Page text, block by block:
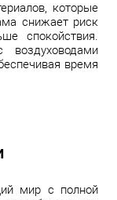
которые
снижает риск
спокойствия.
время
мир с полной